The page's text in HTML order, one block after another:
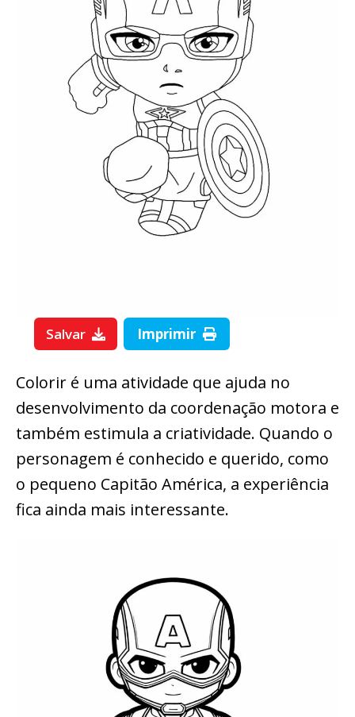
Salvar Imprimir
Colorir é uma atividade que ajuda no
desenvolvimento da coordenação motora e
também estimula a criatividade. Quando o
personagem é conhecido e querido, como
o pequeno Capitão América, a experiência
fica ainda mais interessante.